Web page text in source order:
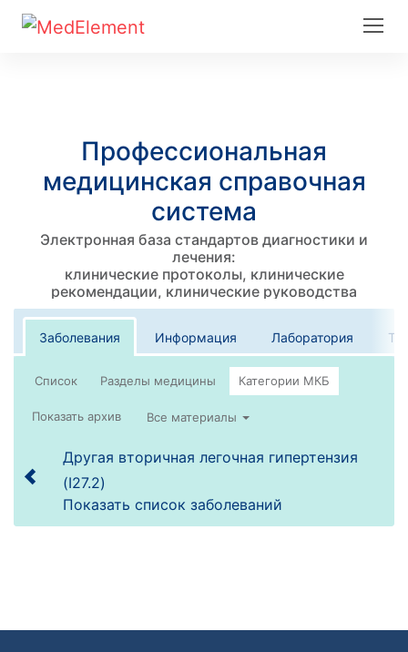
Профессиональная
медицинская справочная
система
Электронная база стандартов диагностики и
лечения:
клинические протоколы, клинические
рекомендации, клинические руководства
Заболевания Информация Лаборатория
Список
Все материалы
Другая вторичная легочная гипертензия
(I27.2)
Показать список заболеваний